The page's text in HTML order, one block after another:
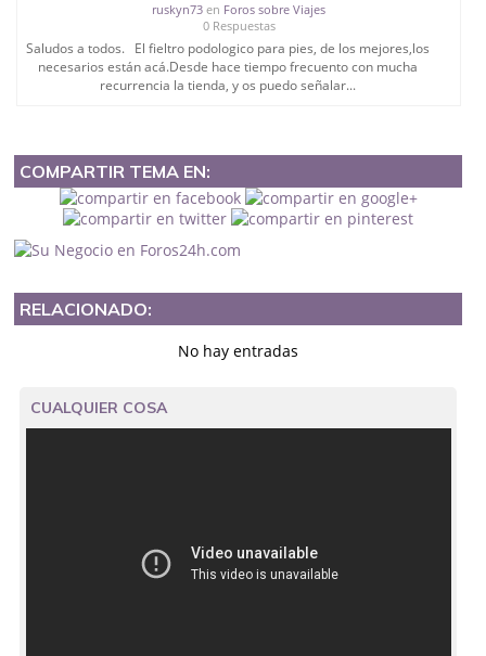
ruskyn73 en Foros sobre Viajes
0 Respuestas
Saludos a todos. El fieltro podologico para pies, de los mejores,los
necesarios están acá.Desde hace tiempo frecuento con mucha
recurrencia la tienda, y os puedo señalar...
COMPARTIR TEMA EN:
RELACIONADO:
No hay entradas
CUALQUIER COSA